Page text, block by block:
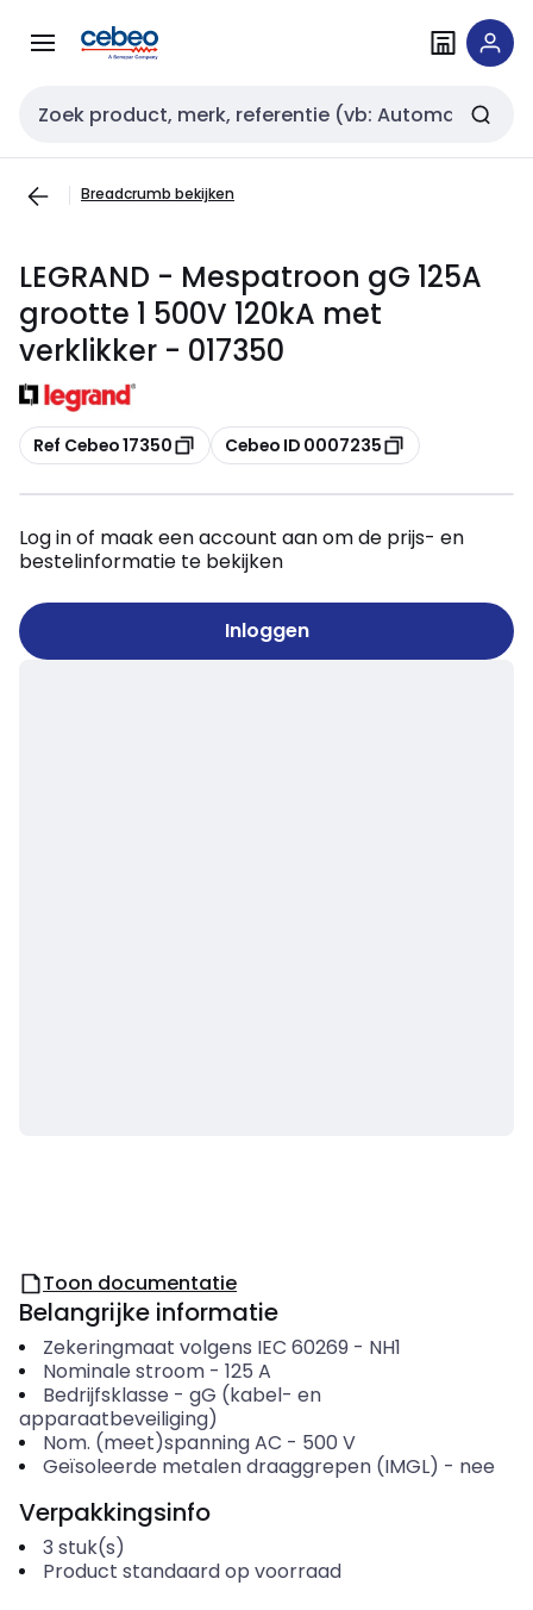
naar
naar
Zoekveld invoer
Breadcrumb bekijken
LEGRAND - Mespatroon gG 125A
grootte 1 500V 120kA met
verklikker - 017350
Kopiëren
Ref Cebeo 17350 Kopiëren
Cebeo ID 0007235
Log in of maak een account aan om de prijs- en
bestelinformatie te bekijken
Inloggen
Toon documentatie
Belangrijke informatie
Zekeringmaat volgens IEC 60269 - NH1
Nominale stroom- 125 A
Bedrijfsklasse - gG (kabel- en
apparaatbeveiliging)
Nom. (meet)spanning AC - 500 V
Geïsoleerde metalen draaggrepen (IMGL) - nee
Verpakkingsinfo
3 stuk(s)
Product standaard op voorraad